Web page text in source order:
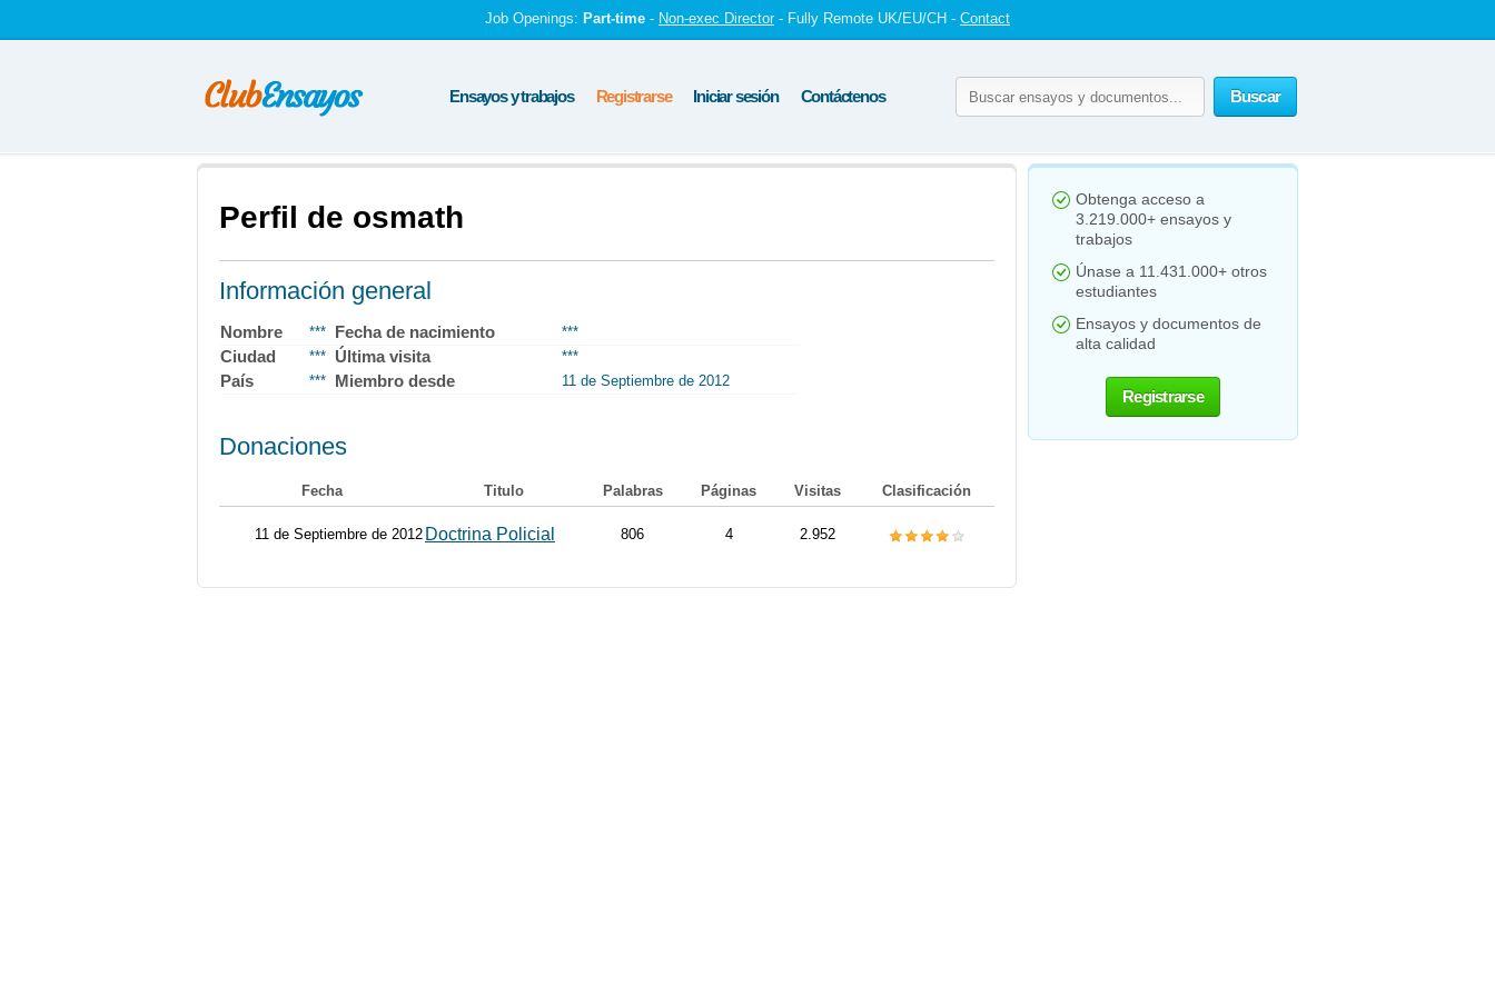
Job Openings: Part-time - Non-exec Director - Fully Remote UK/EU/CH - Contact
Buscar
Ensayos y trabajos Registrarse Iniciar sesión Contáctenos
Perfil de osmath
Información general
Nombre *** Fecha de nacimiento ***
Ciudad *** Última visita ***
País *** Miembro desde 11 de Septiembre de 2012
Donaciones
Fecha Titulo Palabras Páginas Visitas Clasificación
11 de Septiembre de 2012 Doctrina Policial 806 4 2.952
Obtenga acceso a
3.219.000+ ensayos y
trabajos
Únase a 11.431.000+ otros
estudiantes
Ensayos y documentos de
alta calidad
Registrarse